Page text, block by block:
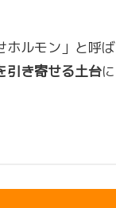
ホルモン」と呼ば
引き寄せる土台に